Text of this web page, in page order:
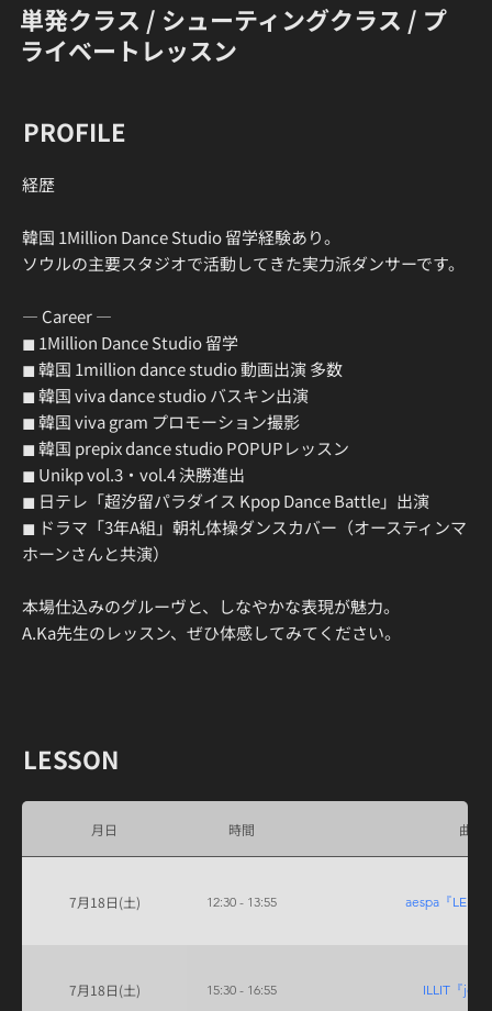
単発クラス / シューティングクラス / プ
ライベートレッスン
PROFILE
​経歴
韓国 1Million Dance Studio 留学経験あり。
ソウルの主要スタジオで活動してきた実力派ダンサーです。
― Career ―
◼ 1Million Dance Studio 留学
◼ 韓国 1million dance studio 動画出演 多数
◼ 韓国 viva dance studio バスキン出演
◼ 韓国 viva gram プロモーション撮影
◼ 韓国 prepix dance studio POPUPレッスン
◼ Unikp vol.3・vol.4 決勝進出
◼ 日テレ「超汐留パラダイス Kpop Dance Battle」出演
◼ ドラマ「3年A組」朝礼体操ダンスカバー（オースティンマ
ホーンさんと共演）
本場仕込みのグルーヴと、しなやかな表現が魅力。
A.Ka先生のレッスン、ぜひ体感してみてください。
​LESSON
月日 時間 曲名
7月18日(土) 12:30 - 13:55 aespa『
7月18日(土) 15:30 - 16:55 ILLIT『